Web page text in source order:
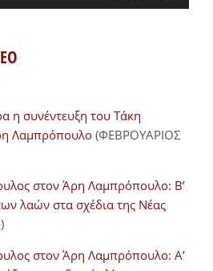
η συνέντευξη του Τάκη
Λαμπρόπουλο (ΦΕΒΡΟΥΑΡΙΟΣ
στον Άρη Λαμπρόπουλο: Β’
λαών στα σχέδια της Νέας
στον Άρη Λαμπρόπουλο: Α’